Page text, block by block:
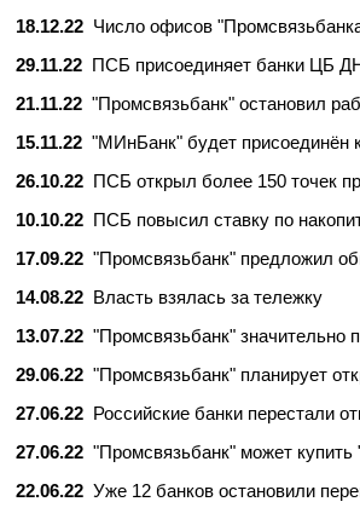
18.12.22 Число офисов
29.11.22
ПСБ присоединяет банки ЦБ
21.11.22 "Промсвязьбанк" остановил
15.11.22 "МИнБанк" будет присоединён
26.10.22
ПСБ открыл более 150 точек
10.10.22
ПСБ повысил ставку по
17.09.22 "Промсвязьбанк" предложил
14.08.22
Власть взялась за тележку
13.07.22 "Промсвязьбанк" значительно
29.06.22 "Промсвязьбанк" планирует
27.06.22
Российские банки перестали
27.06.22 "Промсвязьбанк" может
22.06.22 Уже 12 банков остановили